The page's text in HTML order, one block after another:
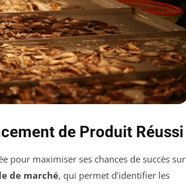
de Produit Réussi
pour maximiser ses chances de succès sur
de marché, qui permet d’identifier les